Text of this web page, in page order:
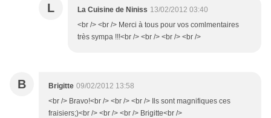
L La Cuisine de Niniss 13/02/2012 03:40
<br /> <br /> Merci à tous pour vos comlmentaires
très sympa !!!<br /> <br /> <br /> <br />
B Brigitte 09/02/2012 13:58
<br /> Bravo!<br /> <br /> <br /> Ils sont magnifiques ces
fraisiers;)<br /> <br /> <br /> Brigitte<br />